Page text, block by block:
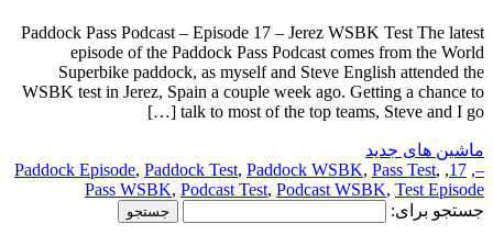
Paddock Pass Podcast – Episode 17 – Jerez WSBK Test The latest
episode of the Paddock Pass Podcast comes from the World
Superbike paddock, as myself and Steve English attended the
WSBK test in Jerez, Spain a couple week ago. Getting a chance to
talk to most of the top teams, Steve and I go […]
ماشین های جدید
–
,
17
,
Paddock Episode, Paddock Test, Paddock WSBK, Pass Test,
Pass WSBK, Podcast Test, Podcast WSBK, Test Episode
جستجو برای: